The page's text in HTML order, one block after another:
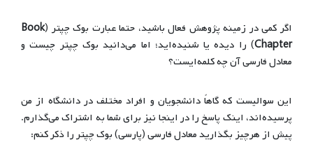
اگر کمی در زمینه پژوهش فعال باشید، حتما عبارت بوک چپتر (Book
Chapter) را دیده یا شنیده‌اید؛ اما می‌دانید بوک چپتر چیست و
معادل فارسی آن چه کلمه‌ایست؟
این سوالیست که گاهاً دانشجویان و افراد مختلف در دانشگاه از من
پرسیده‌اند، اینک پاسخ را در اینجا نیز برای شما به اشتراک می‌گذارم.
پیش از هرچیز بگذارید معادل فارسی (پارسی) بوک چپتر را ذکر کنم: